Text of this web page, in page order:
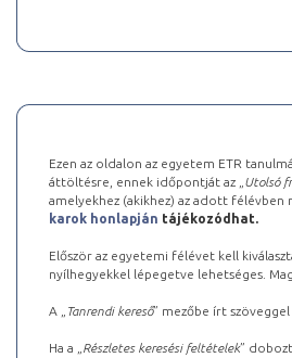
Ezen az oldalon az egyetem ETR
áttöltésre, ennek időpontját az „ Utolsó
amelyekhez (akikhez) az adott
karok honlapján tájékozódhat.
Először az egyetemi félévet kell
nyílhegyekkel lépegetve lehetséges.
A „ Tanrendi kereső” mezőbe írt
Ha a „ Részletes keresési feltételek”